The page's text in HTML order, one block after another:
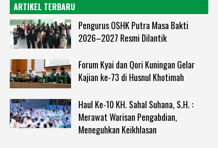
ARTIKEL TERBARU
Pengurus OSHK Putra Masa Bakti
2026–2027 Resmi Dilantik
Forum Kyai dan Qori Kuningan Gelar
Kajian ke-73 di Husnul Khotimah
Haul Ke-10 KH. Sahal Suhana, S.H. :
Merawat Warisan Pengabdian,
Meneguhkan Keikhlasan